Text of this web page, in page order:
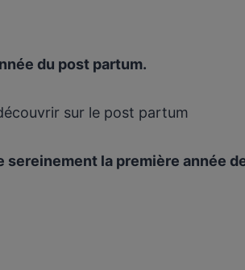
du post partum.
sur le post partum
sereinement la première année